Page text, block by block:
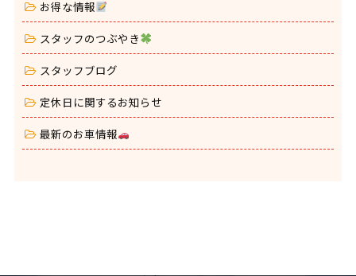
お得な情報
スタッフのつぶやき
スタッフブログ
定休日に関するお知らせ
最新のお車情報